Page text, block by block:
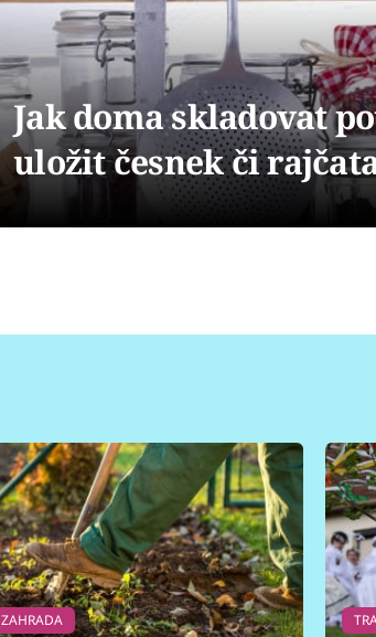
Jak doma skladovat
uložit česnek či
ZAHRADA